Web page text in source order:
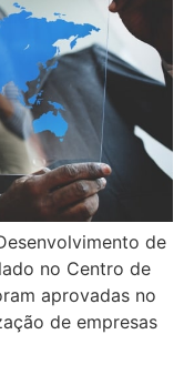
de
no Centro de
aprovadas no
de empresas